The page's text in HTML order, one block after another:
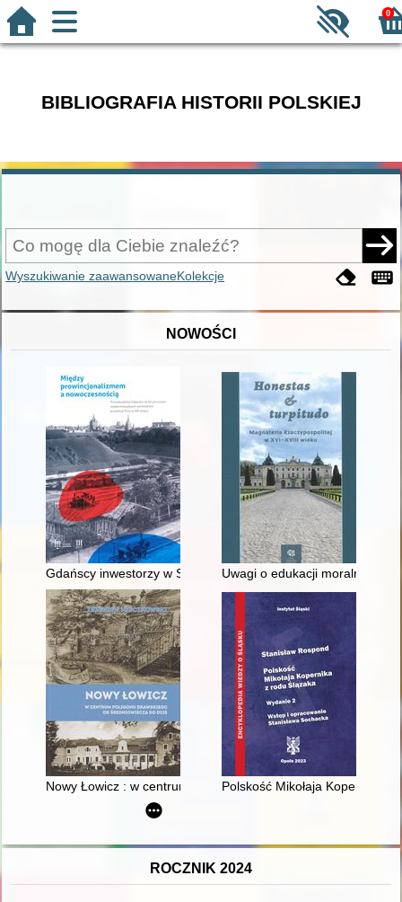
0
BIBLIOGRAFIA HISTORII POLSKIEJ
Wyszukiwanie zaawansowaneKolekcje
NOWOŚCI
Gdańscy inwestorzy w Sopocie : prestiż finansowy i
Uwagi o edukacji moralnej
Nowy Łowicz : w centrum poligonu drawskiego od
Polskość Mikołaja Kopernika z
ROCZNIK 2024